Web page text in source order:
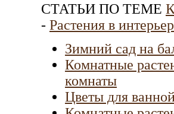
СТАТЬИ ПО ТЕМЕ
- Растения в
Зимний сад на
Комнатные
комнаты
Цветы для